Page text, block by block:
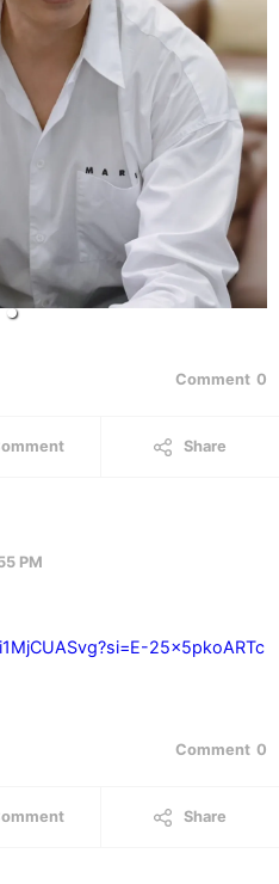
Comment 0
Share
PM
25x5pkoARTc
Comment 0
Share